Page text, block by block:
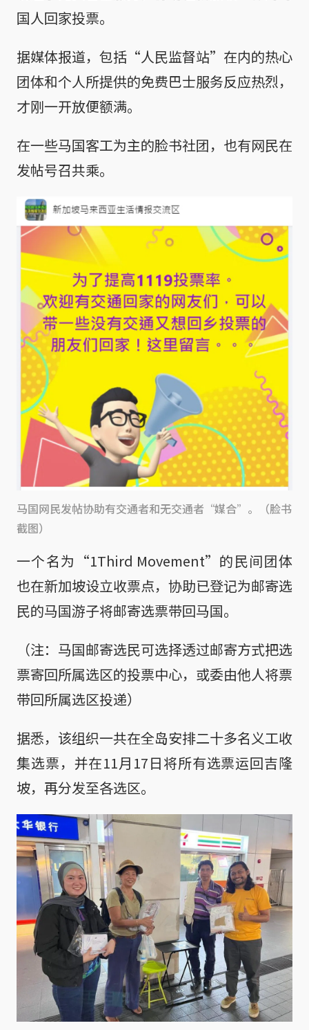
国人回家投票。
据媒体报道，包括“人民监督站”在内的热心
团体和个人所提供的免费巴士服务反应热烈，
才刚一开放便额满。
在一些马国客工为主的脸书社团，也有网民在
发帖号召共乘。
马国网民发帖协助有交通者和无交通者“媒合”。（脸书
截图）
一个名为“1Third Movement”的民间团体
也在新加坡设立收票点，协助已登记为邮寄选
民的马国游子将邮寄选票带回马国。
（注：马国邮寄选民可选择透过邮寄方式把选
票寄回所属选区的投票中心，或委由他人将票
带回所属选区投递）
据悉，该组织一共在全岛安排二十多名义工收
集选票，并在11月17日将所有选票运回吉隆
坡，再分发至各选区。